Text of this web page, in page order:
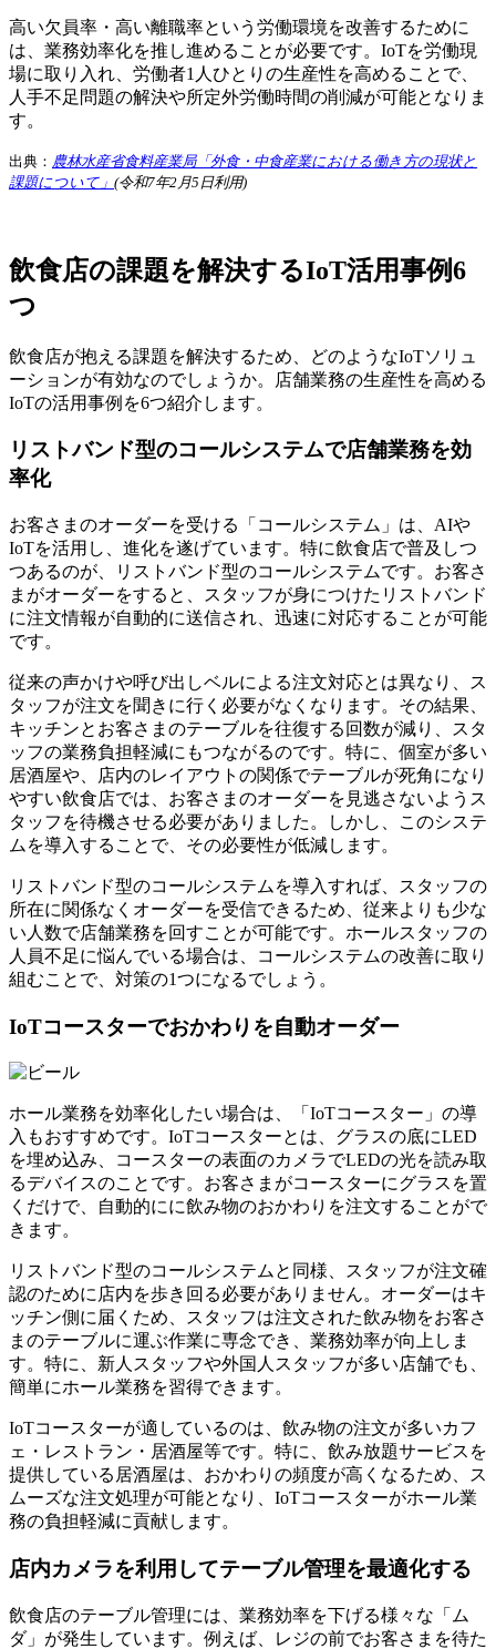
高い欠員率・高い離職率という労働環境を改善するために
は、業務効率化を推し進めることが必要です。IoTを労働現
場に取り入れ、労働者1人ひとりの生産性を高めることで、
人手不足問題の解決や所定外労働時間の削減が可能となりま
す。
出典： 農林水産省食料産業局「外食・中食産業における働き方の現状と
課題について」 (令和7年2月5日利用)
飲食店の課題を解決するIoT活用事例6
つ
飲食店が抱える課題を解決するため、どのようなIoTソリュ
ーションが有効なのでしょうか。店舗業務の生産性を高める
IoTの活用事例を6つ紹介します。
リストバンド型のコールシステムで店舗業務を効
率化
お客さまのオーダーを受ける「コールシステム」は、AIや
IoTを活用し、進化を遂げています。特に飲食店で普及しつ
つあるのが、リストバンド型のコールシステムです。お客さ
まがオーダーをすると、スタッフが身につけたリストバンド
に注文情報が自動的に送信され、迅速に対応することが可能
です。
従来の声かけや呼び出しベルによる注文対応とは異なり、ス
タッフが注文を聞きに行く必要がなくなります。その結果、
キッチンとお客さまのテーブルを往復する回数が減り、スタ
ッフの業務負担軽減にもつながるのです。特に、個室が多い
居酒屋や、店内のレイアウトの関係でテーブルが死角になり
やすい飲食店では、お客さまのオーダーを見逃さないようス
タッフを待機させる必要がありました。しかし、このシステ
ムを導入することで、その必要性が低減します。
リストバンド型のコールシステムを導入すれば、スタッフの
所在に関係なくオーダーを受信できるため、従来よりも少な
い人数で店舗業務を回すことが可能です。ホールスタッフの
人員不足に悩んでいる場合は、コールシステムの改善に取り
組むことで、対策の1つになるでしょう。
IoTコースターでおかわりを自動オーダー
ホール業務を効率化したい場合は、「IoTコースター」の導
入もおすすめです。IoTコースターとは、グラスの底にLED
を埋め込み、コースターの表面のカメラでLEDの光を読み取
るデバイスのことです。お客さまがコースターにグラスを置
くだけで、自動的にに飲み物のおかわりを注文することがで
きます。
リストバンド型のコールシステムと同様、スタッフが注文確
認のために店内を歩き回る必要がありません。オーダーはキ
ッチン側に届くため、スタッフは注文された飲み物をお客さ
まのテーブルに運ぶ作業に専念でき、業務効率が向上しま
す。特に、新人スタッフや外国人スタッフが多い店舗でも、
簡単にホール業務を習得できます。
IoTコースターが適しているのは、飲み物の注文が多いカフ
ェ・レストラン・居酒屋等です。特に、飲み放題サービスを
提供している居酒屋は、おかわりの頻度が高くなるため、ス
ムーズな注文処理が可能となり、IoTコースターがホール業
務の負担軽減に貢献します。
店内カメラを利用してテーブル管理を最適化する
飲食店のテーブル管理には、業務効率を下げる様々な「ム
ダ」が発生しています。例えば、レジの前でお客さまを待た